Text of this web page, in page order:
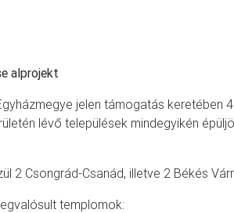
alprojekt
jelen támogatás keretében
lévő települések mindegyikén
2 Csongrád-Csanád, illetve 2 Békés
templomok: